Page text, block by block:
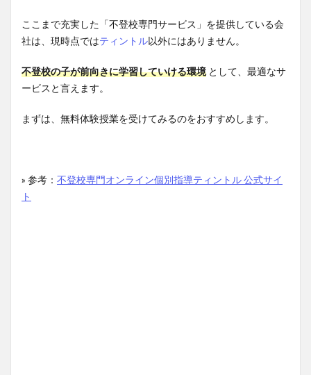
ここまで充実した「不登校専門サービス」を提供している会
社は、現時点ではティントル以外にはありません。
不登校の子が前向きに学習していける環境として、最適なサ
ービスと言えます。
まずは、無料体験授業を受けてみるのをおすすめします。
» 参考： 不登校専門オンライン個別指導ティントル 公式サイ
ト